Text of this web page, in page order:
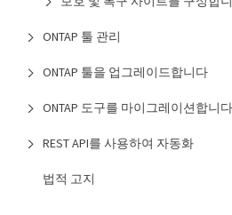
ONTAP 툴 관리
ONTAP 툴을 업그레이드합니다
ONTAP 도구를 마이그레이션합니다
REST API를 사용하여 자동화
법적 고지